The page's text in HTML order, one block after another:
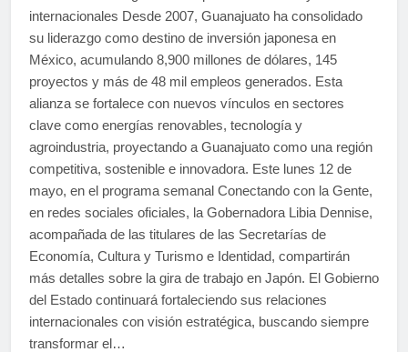
internacionales Desde 2007, Guanajuato ha consolidado
su liderazgo como destino de inversión japonesa en
México, acumulando 8,900 millones de dólares, 145
proyectos y más de 48 mil empleos generados. Esta
alianza se fortalece con nuevos vínculos en sectores
clave como energías renovables, tecnología y
agroindustria, proyectando a Guanajuato como una región
competitiva, sostenible e innovadora. Este lunes 12 de
mayo, en el programa semanal Conectando con la Gente,
en redes sociales oficiales, la Gobernadora Libia Dennise,
acompañada de las titulares de las Secretarías de
Economía, Cultura y Turismo e Identidad, compartirán
más detalles sobre la gira de trabajo en Japón. El Gobierno
del Estado continuará fortaleciendo sus relaciones
internacionales con visión estratégica, buscando siempre
transformar el…